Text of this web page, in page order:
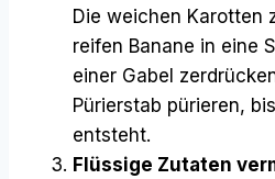
Die weichen Karotten
reifen Banane in eine
einer Gabel
Pürierstab pürieren,
entsteht.
Flüssige Zutaten